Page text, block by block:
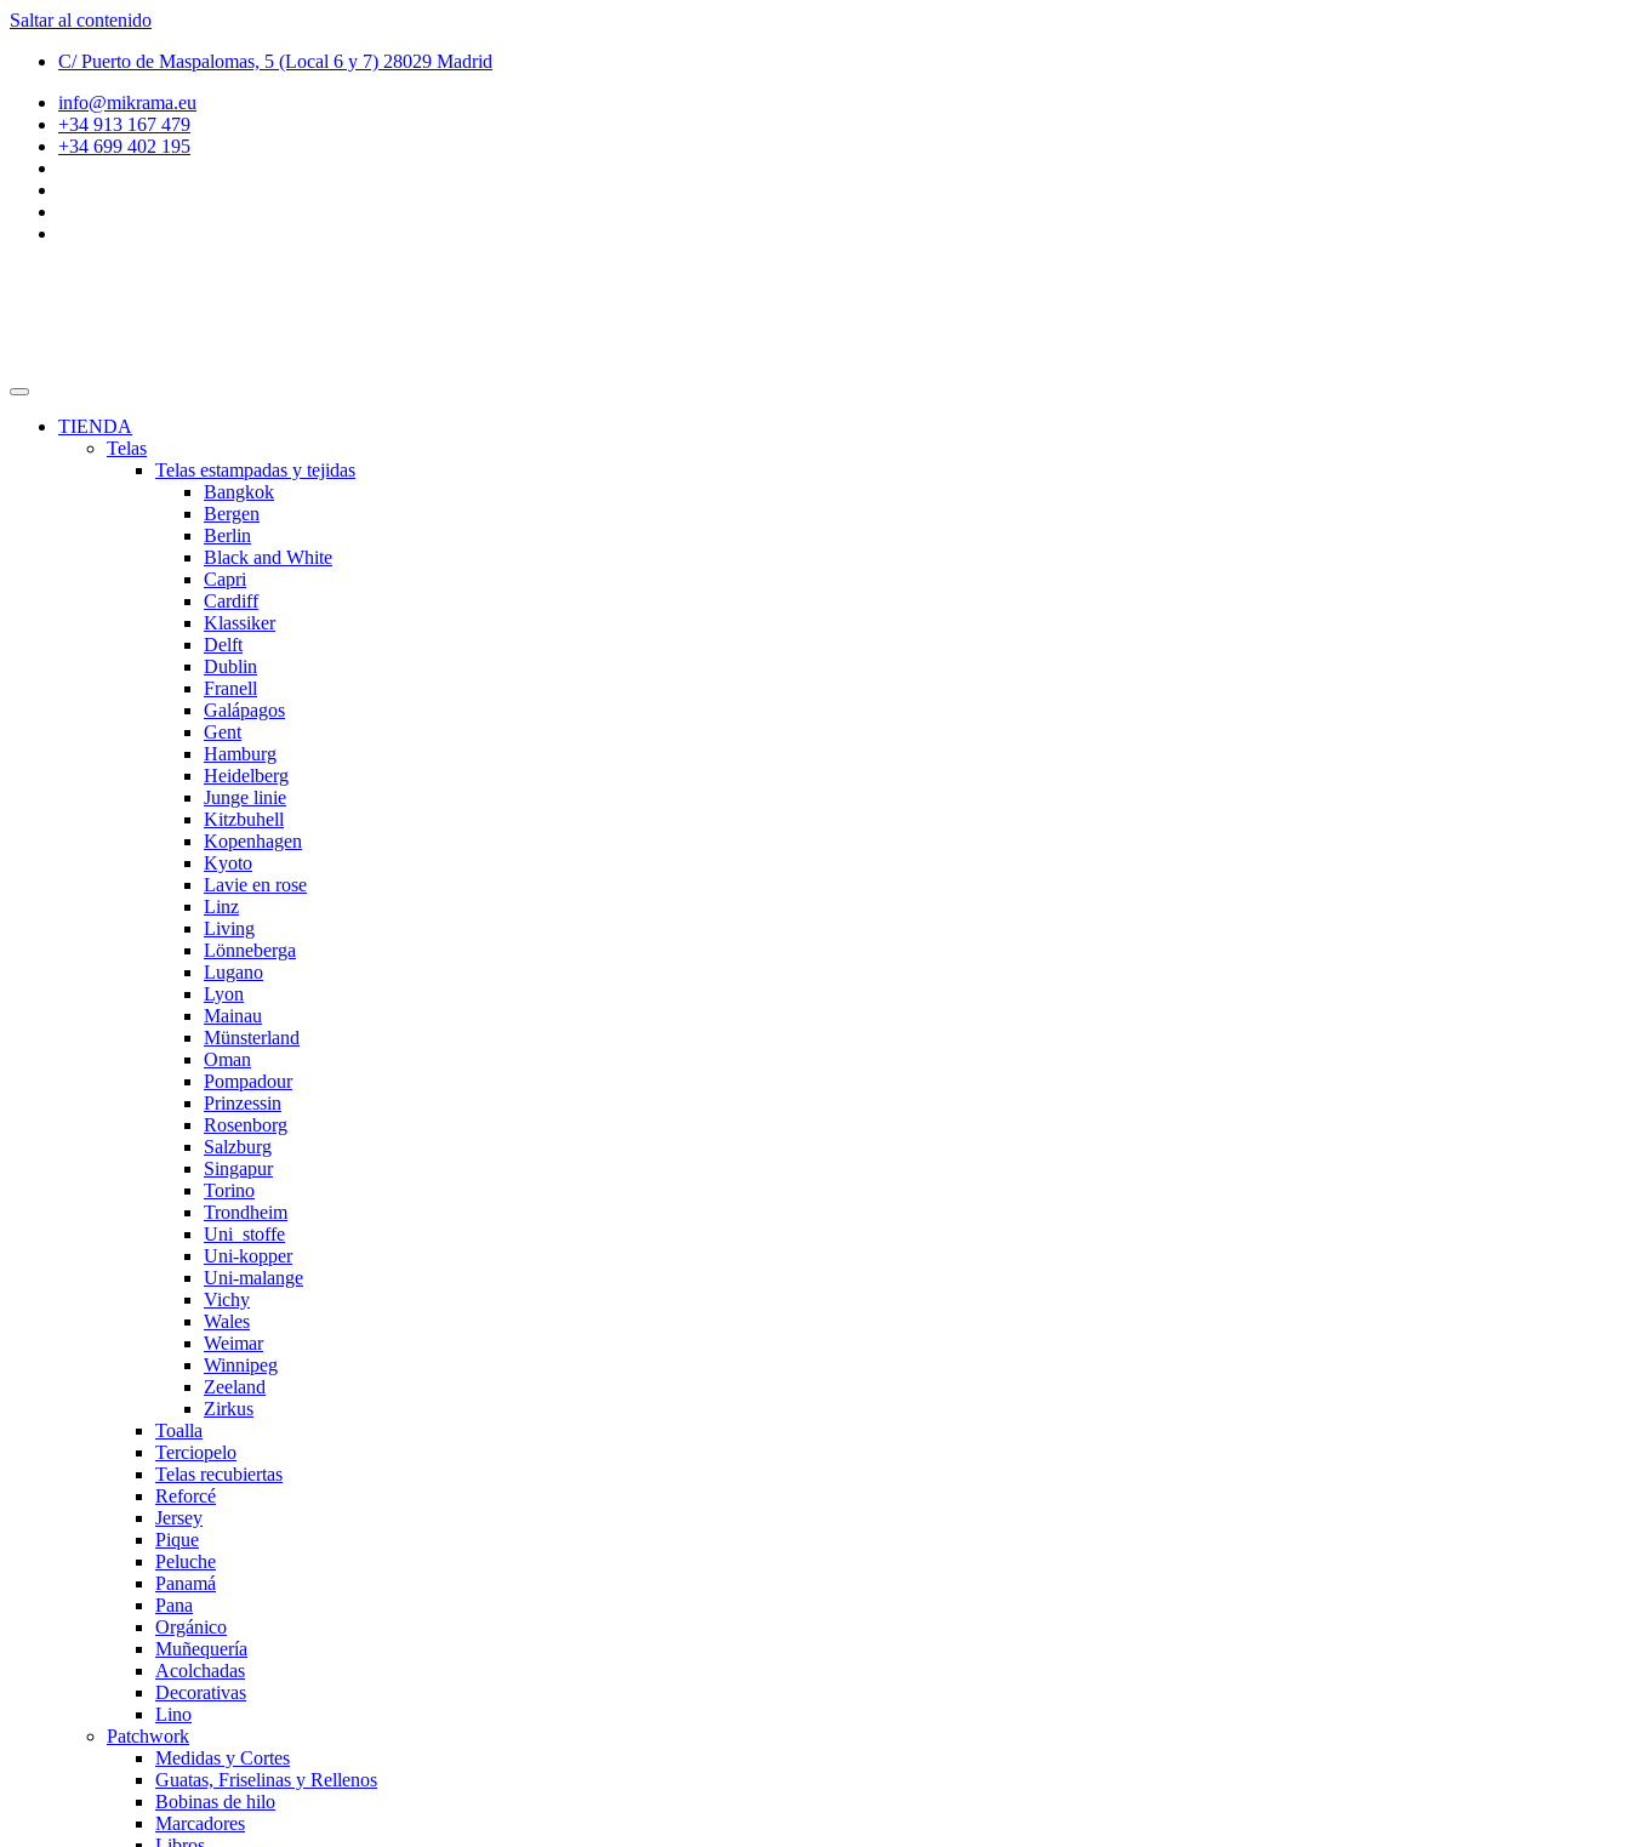
Saltar al contenido
C/ Puerto de Maspalomas, 5 (Local 6 y 7) 28029 Madrid
info@mikrama.eu
+34 913 167 479
+34 699 402 195
TIENDA
Telas
Telas estampadas y tejidas
Bangkok
Bergen
Berlin
Black and White
Capri
Cardiff
Klassiker
Delft
Dublin
Franell
Galápagos
Gent
Hamburg
Heidelberg
Junge linie
Kitzbuhell
Kopenhagen
Kyoto
Lavie en rose
Linz
Living
Lönneberga
Lugano
Lyon
Mainau
Münsterland
Oman
Pompadour
Prinzessin
Rosenborg
Salzburg
Singapur
Torino
Trondheim
Uni_stoffe
Uni-kopper
Uni-malange
Vichy
Wales
Weimar
Winnipeg
Zeeland
Zirkus
Toalla
Terciopelo
Telas recubiertas
Reforcé
Jersey
Pique
Peluche
Panamá
Pana
Orgánico
Muñequería
Acolchadas
Decorativas
Lino
Patchwork
Medidas y Cortes
Guatas, Friselinas y Rellenos
Bobinas de hilo
Marcadores